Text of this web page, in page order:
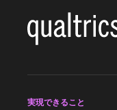
実現できること